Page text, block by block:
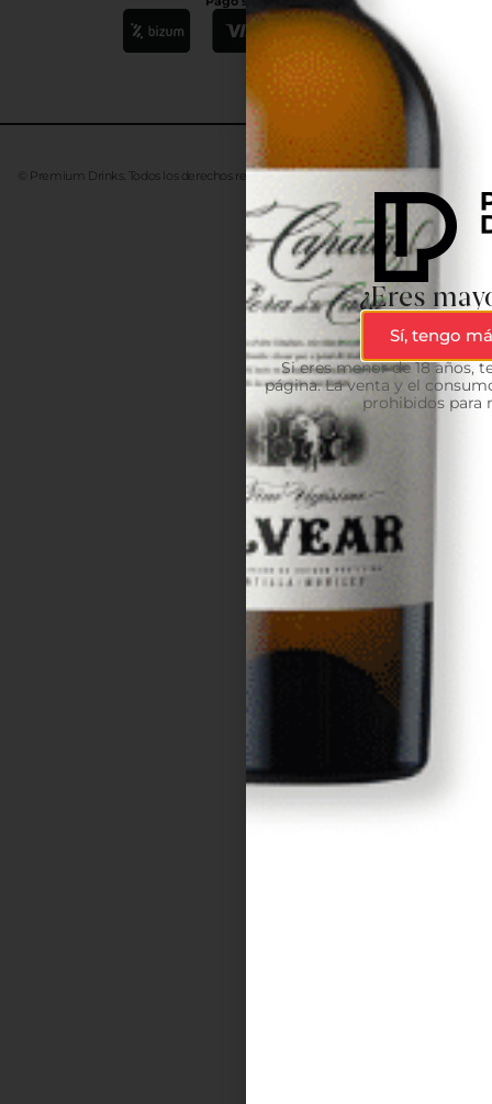
© Premium Drinks. Todos los derechos reservados. DesarrolladoAdvanze
¿Eres
Sí, tengo
Si eres menor de 18 años,
página. La venta y el
prohibidos para